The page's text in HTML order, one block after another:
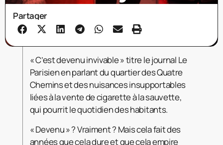
Partager
« C’est devenu invivable » titre le journal Le
Parisien en parlant du quartier des Quatre
Chemins et des nuisances insupportables
liées à la vente de cigarette à la sauvette,
qui pourrit le quotidien des habitants.
« Devenu » ? Vraiment ? Mais cela fait des
années que cela dure et que cela empire